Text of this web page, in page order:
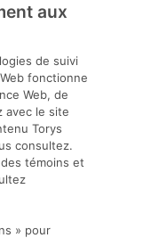
nos derniers
d’événements et
droits
aux
de suivi
fonctionne
Web, de
avec le site
Torys
consultez.
témoins et
» pour